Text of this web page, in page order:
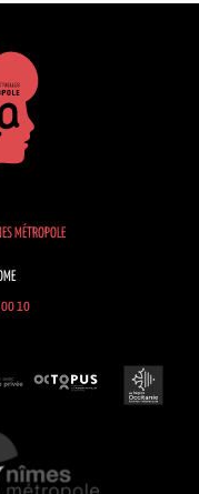
MÉTROPOLE
00 10